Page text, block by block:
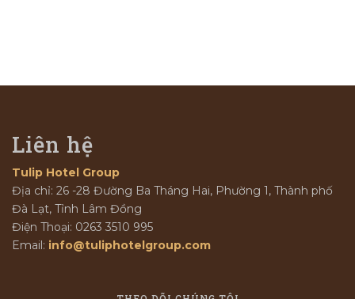
Liên hệ
Tulip Hotel Group
Địa chỉ: 26 -28 Đường Ba Tháng Hai, Phường 1, Thành phố
Đà Lạt, Tỉnh Lâm Đồng
Điện Thoại: 0263 3510 995
Email: info@tuliphotelgroup.com